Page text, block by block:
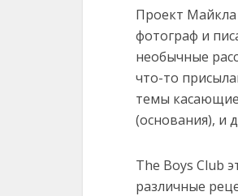
Проект Майкла
фотограф и
необычные
что-то
темы
(основания), и
The Boys Club
различные